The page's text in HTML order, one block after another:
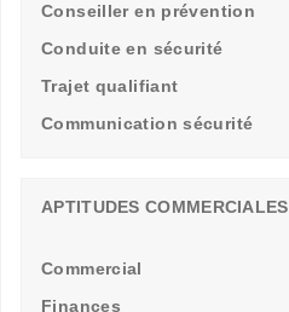
Conseiller en prévention
Conduite en sécurité
Trajet qualifiant
Communication sécurité
APTITUDES COMMERCIALES
Commercial
Finances